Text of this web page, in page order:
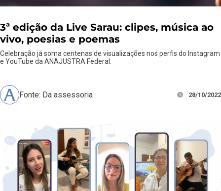
3ª edição da Live Sarau: clipes, música ao
vivo, poesias e poemas
Celebração já soma centenas de visualizações nos perfis do Instagram
e YouTube da ANAJUSTRA Federal.
Fonte: Da assessoria 28/10/2022